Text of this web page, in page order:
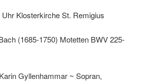
Klosterkirche St. Remigius
(1685-1750) Motetten BWV 225-
Gyllenhammar ~ Sopran,